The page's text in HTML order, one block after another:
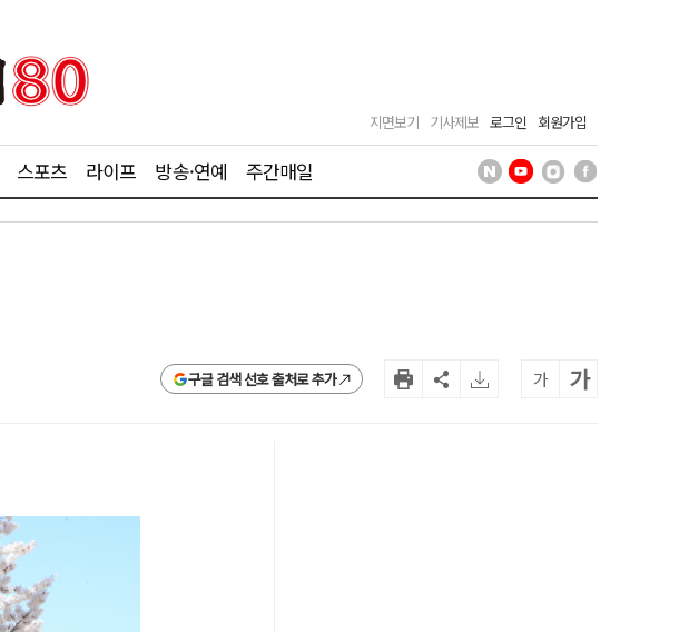
지면보기 기사제보 로그인 회원가입
스포츠 라이프 방송·연예 주간매일
구글 검색 선호 출처로 추가 가 가